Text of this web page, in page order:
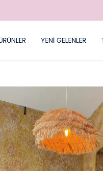
YENİ GELENLER